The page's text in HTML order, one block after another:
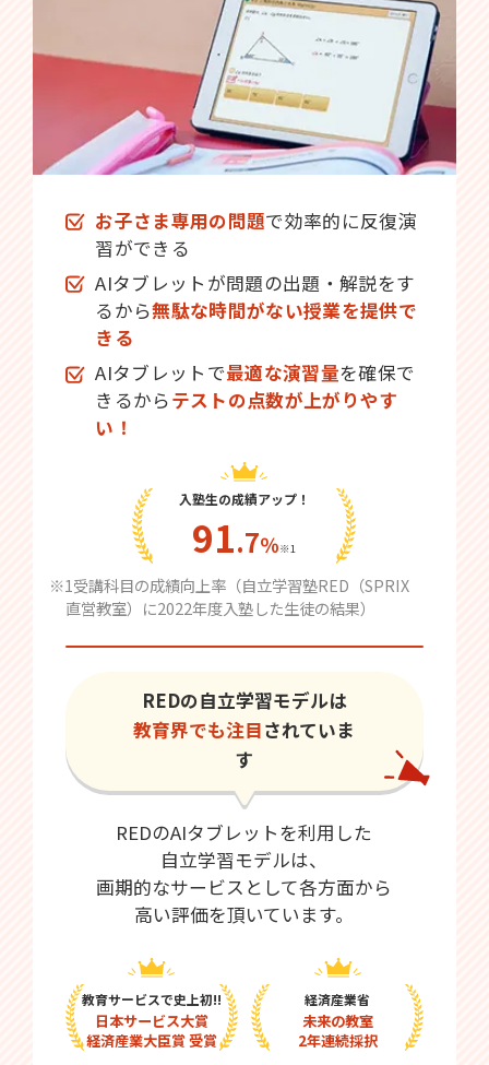
お子さま専用の問題で効率的に反復演
習ができる
AIタブレットが問題の出題・解説をす
るから無駄な時間がない授業を提供で
きる
AIタブレットで最適な演習量を確保で
きるからテストの点数が上がりやす
い！
入塾生の成績アップ！
91.7％※1
※1受講科目の成績向上率（自立学習塾RED（SPRIX
直営教室）に2022年度入塾した生徒の結果）
REDの自立学習モデルは
教育界でも注目されていま
す
REDのAIタブレットを利用した
自立学習モデルは、
画期的なサービスとして各方面から
高い評価を頂いています。
教育サービスで史上初!!
日本サービス大賞
経済産業大臣賞 受賞
経済産業省
未来の教室
2年連続採択